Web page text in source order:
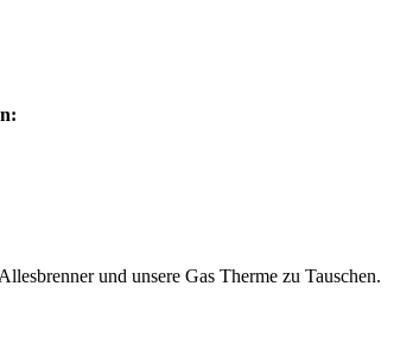
und unsere Gas Therme zu Tauschen.